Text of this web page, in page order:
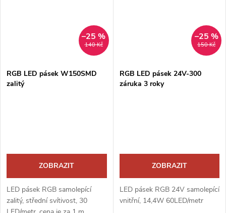
140 Kč
–25 %
RGB LED pásek W150SMD
zalitý
ZOBRAZIT
LED pásek RGB samolepící
zalitý, střední svítivost, 30
150 Kč
–25 %
RGB LED pásek 24V-300
záruka 3 roky
ZOBRAZIT
LED pásek RGB 24V samolepící
vnitřní, 14,4W 60LED/metr